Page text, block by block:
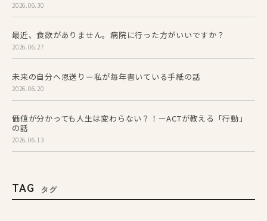
2026.06.30
最近、食欲がありません。病院に行った方がいいですか？
2026.06.27
未来の自分へ恩送りー私が毎年書いている手紙の話
2026.06.20
価値が分かっても人生は変わらない？！ーACTが教える「行動」
の話
2026.06.13
TAG タグ